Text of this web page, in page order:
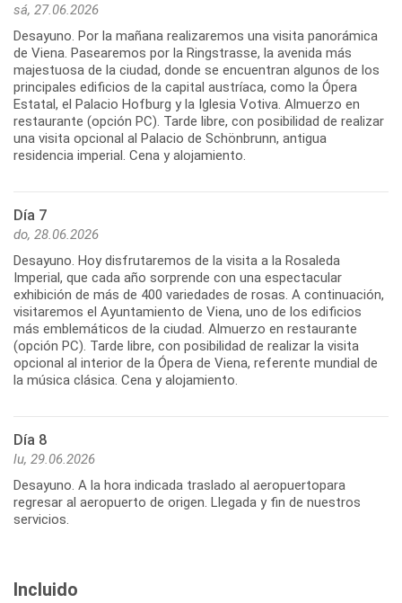
sá, 27.06.2026
Desayuno. Por la mañana realizaremos una visita panorámica
de Viena. Pasearemos por la Ringstrasse, la avenida más
majestuosa de la ciudad, donde se encuentran algunos de los
principales edificios de la capital austríaca, como la Ópera
Estatal, el Palacio Hofburg y la Iglesia Votiva. Almuerzo en
restaurante (opción PC). Tarde libre, con posibilidad de realizar
una visita opcional al Palacio de Schönbrunn, antigua
residencia imperial. Cena y alojamiento.
Día 7
do, 28.06.2026
Desayuno. Hoy disfrutaremos de la visita a la Rosaleda
Imperial, que cada año sorprende con una espectacular
exhibición de más de 400 variedades de rosas. A continuación,
visitaremos el Ayuntamiento de Viena, uno de los edificios
más emblemáticos de la ciudad. Almuerzo en restaurante
(opción PC). Tarde libre, con posibilidad de realizar la visita
opcional al interior de la Ópera de Viena, referente mundial de
la música clásica. Cena y alojamiento.
Día 8
lu, 29.06.2026
Desayuno. A la hora indicada traslado al aeropuertopara
regresar al aeropuerto de origen. Llegada y fin de nuestros
servicios.
Incluido